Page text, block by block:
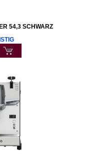
54,3 SCHWARZ